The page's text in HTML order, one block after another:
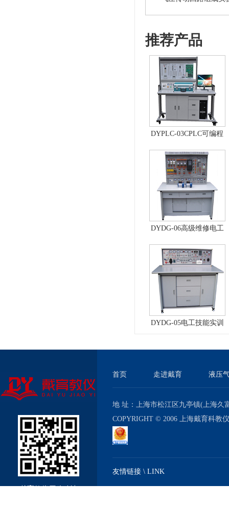
推荐产品
DYPLC-03CPLC可编程
统、自动控制原理综合
实验台
DYDG-06高级维修电工
型）
DYDG-05电工技能实训
首页 走进戴育 液压
地 址：上海市松江区九亭镇(上海
COPYRIGHT © 2006 上海戴育科
友情链接 \ LINK